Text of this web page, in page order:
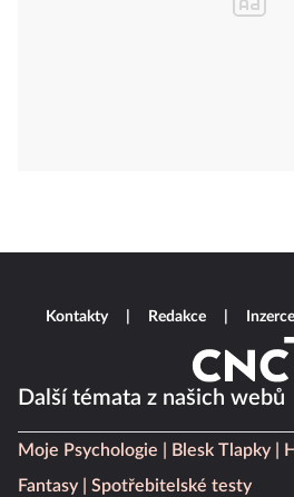
Další témata z našich webů
Moje Psychologie Blesk Tlapky
Fantasy
Spotřebitelské testy
Kontakty Redakce Inzerce